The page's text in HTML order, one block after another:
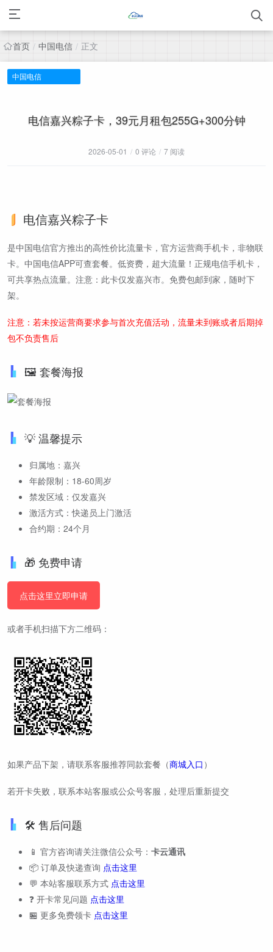
首页 / 中国电信 / 正文
中国电信
电信嘉兴粽子卡，39元月租包255G+300分钟
2026-05-01 / 0 评论 / 7 阅读
电信嘉兴粽子卡
是中国电信官方推出的高性价比流量卡，官方运营商手机卡，非物联
卡。中国电信APP可查套餐。低资费，超大流量！正规电信手机卡，
可共享热点流量。注意：此卡仅发嘉兴市。免费包邮到家，随时下
架。
注意：若未按运营商要求参与首次充值活动，流量未到账或者后期掉
包不负责售后
🖼️ 套餐海报
💡 温馨提示
归属地：嘉兴
年龄限制：18-60周岁
禁发区域：仅发嘉兴
激活方式：快递员上门激活
合约期：24个月
🎁 免费申请
点击这里立即申请
或者手机扫描下方二维码：
如果产品下架，请联系客服推荐同款套餐（商城入口 ）
若开卡失败，联系本站客服或公众号客服，处理后重新提交
🛠️ 售后问题
📱 官方咨询请关注微信公众号： 卡云通讯
📦 订单及快递查询 点击这里
💬 本站客服联系方式 点击这里
❓ 开卡常见问题 点击这里
🏪 更多免费领卡 点击这里